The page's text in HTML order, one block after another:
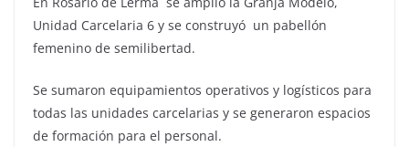
Unidad Carcelaria 6 y se construyó un pabellón
femenino de semilibertad.
Se sumaron equipamientos operativos y logísticos para
todas las unidades carcelarias y se generaron espacios
de formación para el personal.